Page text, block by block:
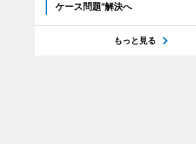
ケース問題”解決へ
もっと見る